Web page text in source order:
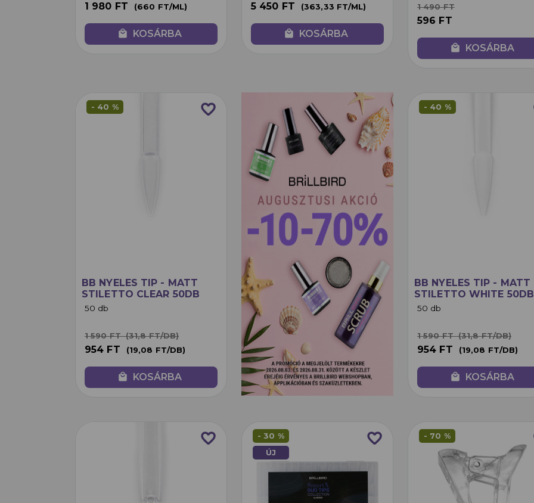
1 980 FT (660 FT/ML)
local_mall KOSÁRBA
5 450 FT (363,33 FT/ML)
local_mall KOSÁRBA
1 490 FT
596 FT
local_mall KOSÁRBA
favorite_border
- 40 %
BB NYELES TIP - MATT
STILETTO CLEAR 50DB
50 db
1 590 FT(31,8 FT/DB)
954 FT (19,08 FT/DB)
local_mall KOSÁRBA
- 40 %
BB NYELES TIP - MATT
STILETTO WHITE 50DB
50 db
1 590 FT(31,8 FT/DB)
954 FT (19,08 FT/DB)
local_mall KOSÁRBA
favorite_border favorite_border
- 30 %
ÚJ
- 70 %